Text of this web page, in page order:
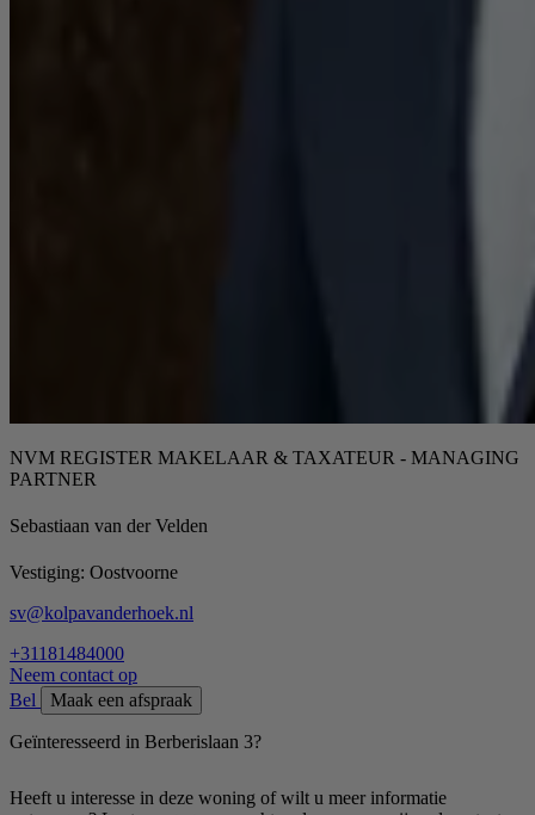
NVM REGISTER MAKELAAR & TAXATEUR - MANAGING
PARTNER
Sebastiaan van der Velden
Vestiging: Oostvoorne
sv@kolpavanderhoek.nl
+31181484000
Neem contact op
Bel
Maak een afspraak
Geïnteresseerd in Berberislaan 3?
Heeft u interesse in deze woning of wilt u meer informatie